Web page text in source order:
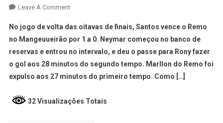
Leave A Comment
No jogo de volta das oitavas de finais, Santos vence o Remo
no Mangeuueirão por 1 a 0. Neymar começou no banco de
reservas e entrou no intervalo, e deu o passe para Rony fazer
o gol aos 28 minutos do segundo tempo. Marllon do Remo foi
expulso aos 27 minutos do primeiro tempo. Como […]
32 Visualizações Totais